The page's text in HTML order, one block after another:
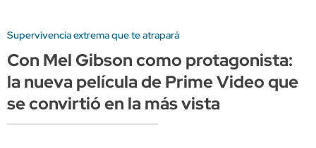
Supervivencia extrema que te atrapará
Con Mel Gibson como protagonista:
la nueva película de Prime Video que
se convirtió en la más vista